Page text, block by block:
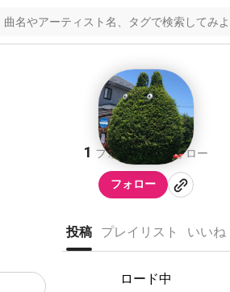
9
1 フォロワー1 フォロー
フォロー
投稿 プレイリスト いいね
ロード中